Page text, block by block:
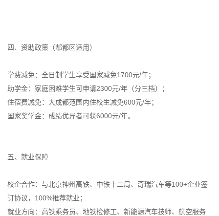
四、资助政策（郫都区适用）
学费减免：全日制学生享受国家减免1700元/年；
助学金：家庭困难学生可申请2300元/年（分三档）；
住宿费减免：大成都范围内住校生减免600元/年；
国家奖学金：成绩优异者可获6000元/年。
五、就业保障
校企合作：与北京神州高铁、中铁十二局、奇瑞汽车等100+企业签
订协议，100%推荐就业；
就业方向：高铁乘务员、地铁检修工、新能源汽车技师、航空服务